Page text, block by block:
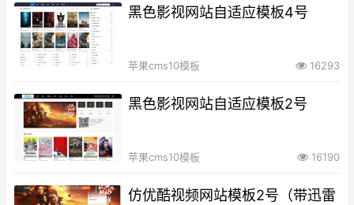
黑色影视网站自适应模板4号
苹果cms10模板 16293
黑色影视网站自适应模板2号
苹果cms10模板 16190
仿优酷视频网站模板2号（带迅雷